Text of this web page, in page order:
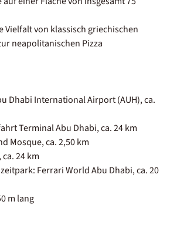
Vielfalt von klassisch griechischen
neapolitanischen Pizza
Dhabi International Airport (AUH), ca.
Terminal Abu Dhabi, ca. 24 km
Mosque, ca. 2,50 km
24 km
Ferrari World Abu Dhabi, ca. 20
m lang